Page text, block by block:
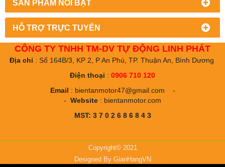
SẢN PHẨM NỔI BẬT
HỖ TRỢ TRỰC TUYẾN
CÔNG TY TNHH TM-DV TỰ ĐỘNG LINH PHÁT
Địa chỉ: Số 164B/3, KP 2, P An Phú, TP. Thuận An, Bình Dương
Điện thoại : 0906 710 120
Email : bientanmotor47@gmail.com -
- Website : bientanmotor.com
MST: 3 7 0 2 6 8 6 8 4 3
Copyright© 2021
Designed By GianHangVN